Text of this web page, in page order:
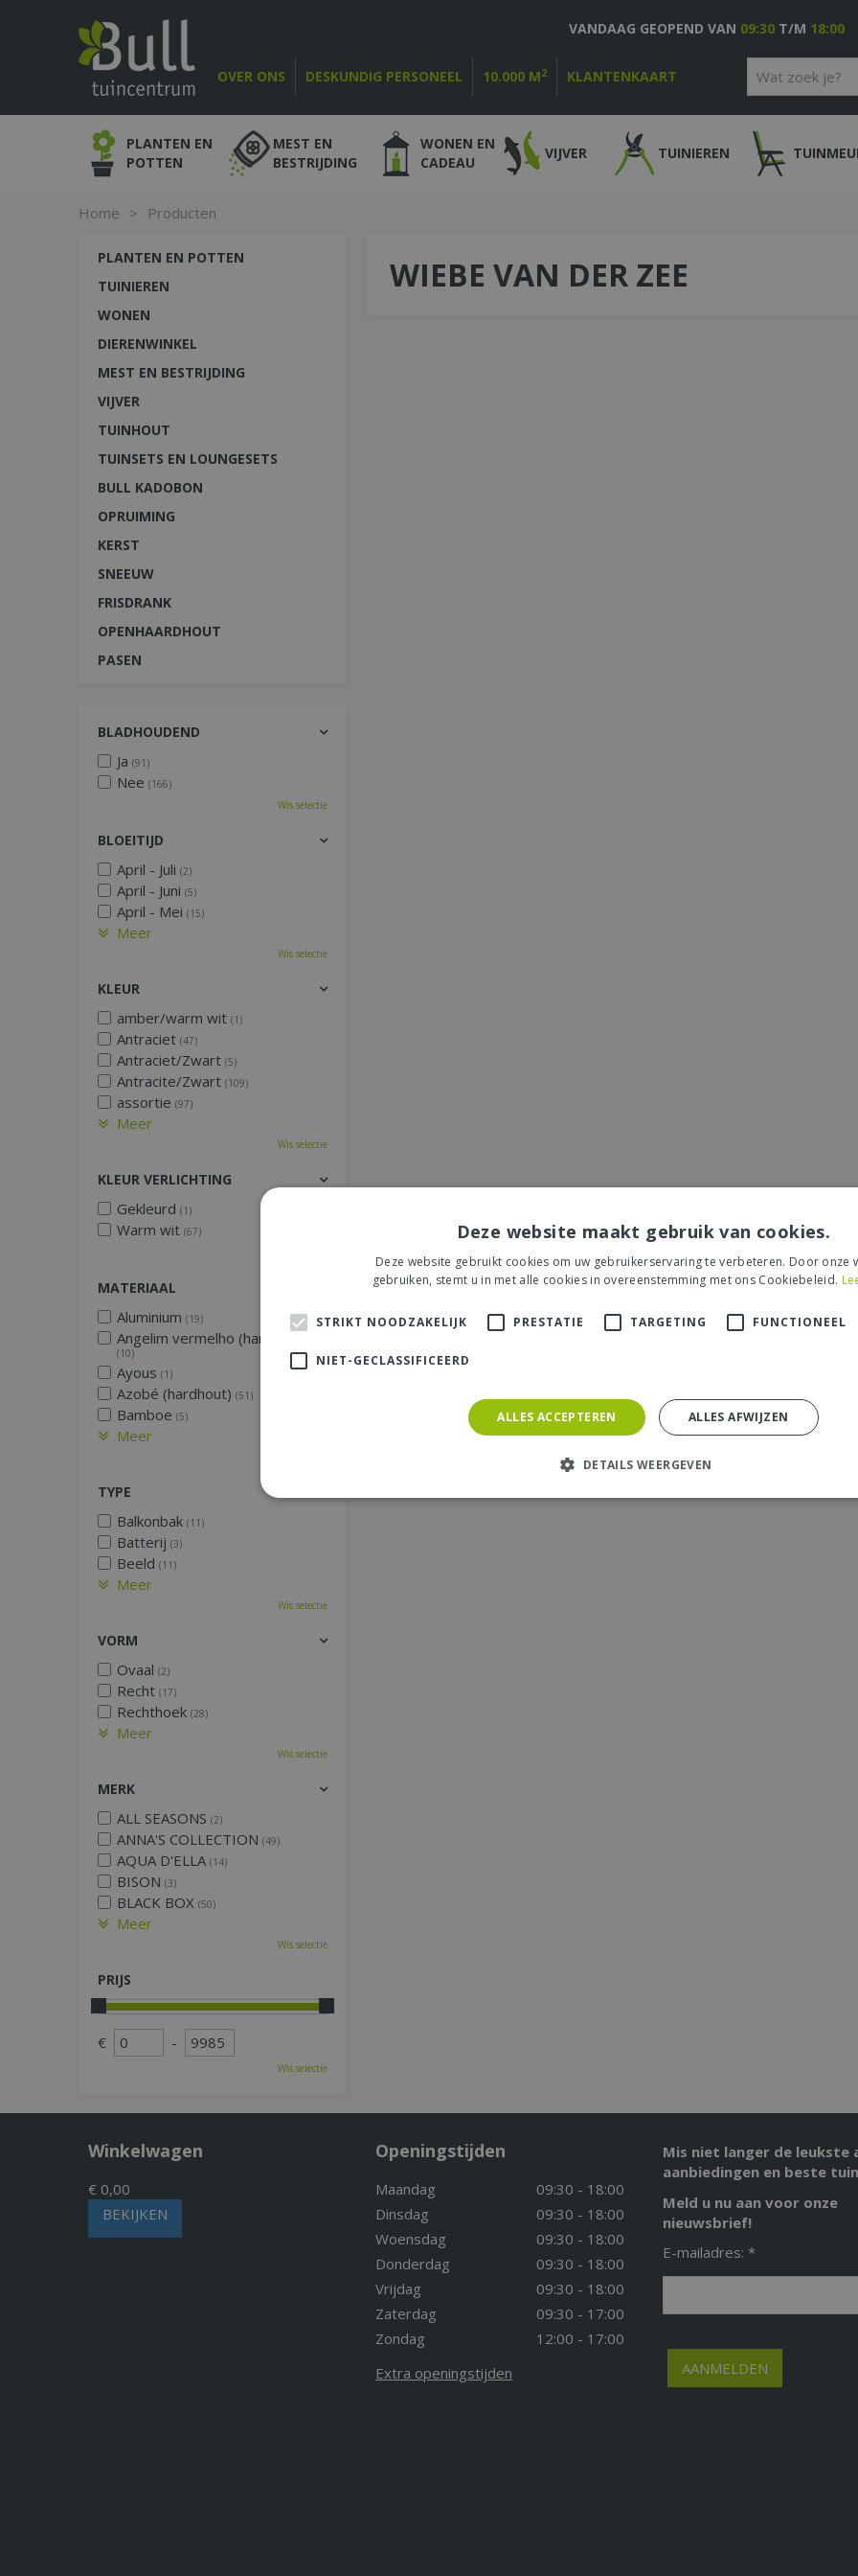
Home > Producten
OVER ONS DESKUNDIG PERSONEEL 10.000 M2 KLANTENKAART
VANDAAG GEOPEND VAN 09:30 T/M 18:00
PLANTEN EN
POTTEN
MEST EN
BESTRIJDING
WONEN EN
CADEAU
VIJVER TUINIEREN
WIEBE VAN DER ZEE
PLANTEN EN POTTEN
TUINIEREN
WONEN
DIERENWINKEL
MEST EN BESTRIJDING
VIJVER
TUINHOUT
TUINSETS EN LOUNGESETS
BULL KADOBON
OPRUIMING
KERST
SNEEUW
FRISDRANK
OPENHAARDHOUT
PASEN
BLADHOUDEND
Ja (91)
Nee (166)
Wis selectie
BLOEITIJD
April - Juli (2)
April - Juni (5)
April - Mei (15)
Meer
Wis selectie
KLEUR
amber/warm wit (1)
Antraciet (47)
Antraciet/Zwart (5)
Antracite/Zwart (109)
assortie (97)
Meer
Wis selectie
KLEUR VERLICHTING
Gekleurd (1)
Warm wit (67)
MATERIAAL
Aluminium (19)
Angelim vermelho (hardhout)
(10)
Ayous (1)
Azobé (hardhout) (51)
Bamboe (5)
Meer
TYPE
Balkonbak (11)
Batterij (3)
Beeld (11)
Meer
Wis selectie
VORM
Ovaal (2)
Recht (17)
Rechthoek (28)
Meer
Wis selectie
MERK
ALL SEASONS (2)
ANNA'S COLLECTION (49)
AQUA D'ELLA (14)
BISON (3)
BLACK BOX (50)
Meer
Wis selectie
PRIJS
€ -
Wis selectie
Winkelwagen
€ 0,00
BEKIJKEN
Openingstijden
Maandag
09:30 - 18:00
Dinsdag
09:30 - 18:00
Woensdag
09:30 - 18:00
Donderdag
09:30 - 18:00
Vrijdag
09:30 - 18:00
Zaterdag
09:30 - 17:00
Zondag
12:00 - 17:00
Extra openingstijden
Mis niet langer de leukste
aanbiedingen en beste
Meld u nu aan voor onze
nieuwsbrief!
E-mailadres: *
Deze website maakt gebruik van cookies.
Deze website gebruikt cookies om uw gebruikerservaring te verbeteren. Door onze
gebruiken, stemt u in met alle cookies in overeenstemming met ons Cookiebeleid.
STRIKT NOODZAKELIJK PRESTATIE TARGETING FUNCTIONEEL
NIET-GECLASSIFICEERD
ALLES ACCEPTEREN ALLES AFWIJZEN
DETAILS WEERGEVEN